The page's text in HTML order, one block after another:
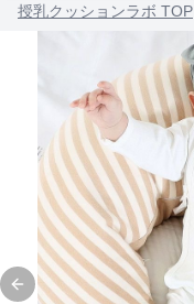
授乳クッションラボ TOP
Previous slide